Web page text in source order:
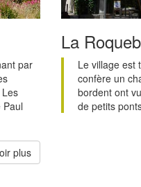
par
plus
La
Le village est
confère un
bordent ont
de petits